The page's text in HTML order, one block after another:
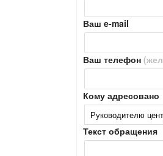
Ваш e-mail
Ваш телефон
Кому адресовано
Текст обращения